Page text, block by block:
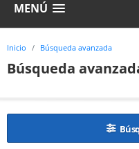
MENÚ
Inicio Búsqueda avanzada
Búsqueda